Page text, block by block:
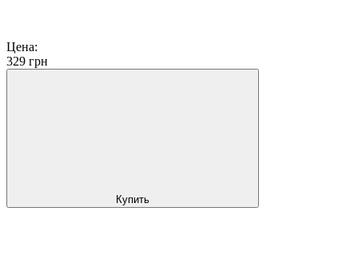
Цена:
329 грн
Купить